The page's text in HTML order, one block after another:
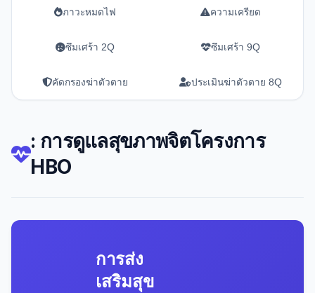
ภาวะหมดไฟ ความเครียด
ซึมเศร้า 2Q ซึมเศร้า 9Q
คัดกรองฆ่าตัวตาย ประเมินฆ่าตัวตาย 8Q
: การดูแลสุขภาพจิตโครงการ
HBO
การส่ง
เสริมสุข